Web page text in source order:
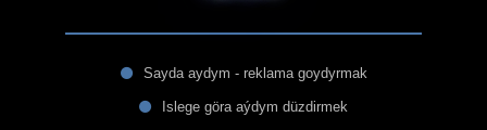
Sayda aydym - reklama goydyrmak
Islege göra aýdym düzdirmek